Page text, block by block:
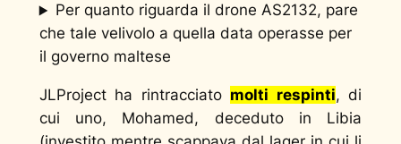
Per quanto riguarda il drone AS2132, pare
che tale velivolo a quella data operasse per
il governo maltese
JLProject ha rintracciato molti respinti, di
cui uno, Mohamed, deceduto in Libia